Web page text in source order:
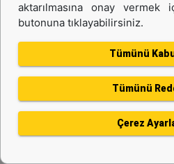
DE26E3S (50 Hz)
aktarılmasına onay
butonuna tıklayabilirsiniz.
Tümünü
Tümünü
Çerez